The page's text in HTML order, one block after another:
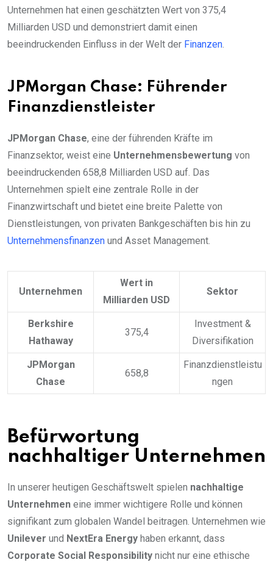
Unternehmen hat einen geschätzten Wert von 375,4
Milliarden USD und demonstriert damit einen
beeindruckenden Einfluss in der Welt der Finanzen.
JPMorgan Chase: Führender
Finanzdienstleister
JPMorgan Chase, eine der führenden Kräfte im
Finanzsektor, weist eine Unternehmensbewertung von
beeindruckenden 658,8 Milliarden USD auf. Das
Unternehmen spielt eine zentrale Rolle in der
Finanzwirtschaft und bietet eine breite Palette von
Dienstleistungen, von privaten Bankgeschäften bis hin zu
Unternehmensfinanzen und Asset Management.
Unternehmen
Wert in
Milliarden USD
Sektor
Berkshire
Hathaway
375,4
Investment &
Diversifikation
JPMorgan
Chase
658,8
Finanzdienstleistu
ngen
Befürwortung
nachhaltiger Unternehmen
In unserer heutigen Geschäftswelt spielen nachhaltige
Unternehmen eine immer wichtigere Rolle und können
signifikant zum globalen Wandel beitragen. Unternehmen wie
Unilever und NextEra Energy haben erkannt, dass
Corporate Social Responsibility nicht nur eine ethische